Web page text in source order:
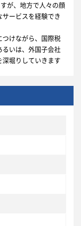
が、地方で人々の顔
ービスを経験でき
けながら、国際税
いは、外国子会社
堀りしていきます